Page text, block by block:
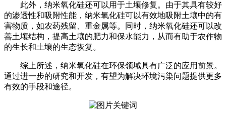
此外，纳米氧化硅还可以用于土壤修复。由于其具有较好
的渗透性和吸附性能，纳米氧化硅可以有效地吸附土壤中的有
害物质，如农药残留、重金属等。同时，纳米氧化硅还可以改
善土壤结构，提高土壤的肥力和保水能力，从而有助于农作物
的生长和土壤的生态恢复。
综上所述，纳米氧化硅在环保领域具有广泛的应用前景。
通过进一步的研究和开发，有望为解决环境污染问题提供更多
有效的手段和途径。